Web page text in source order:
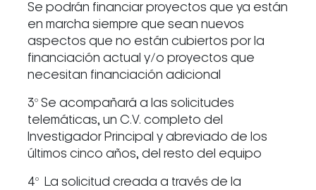
Se podrán financiar proyectos que ya están
en marcha siempre que sean nuevos
aspectos que no están cubiertos por la
financiación actual y/o proyectos que
necesitan financiación adicional
3º Se acompañará a las solicitudes
telemáticas, un C.V. completo del
Investigador Principal y abreviado de los
últimos cinco años, del resto del equipo
4º La solicitud creada a través de la